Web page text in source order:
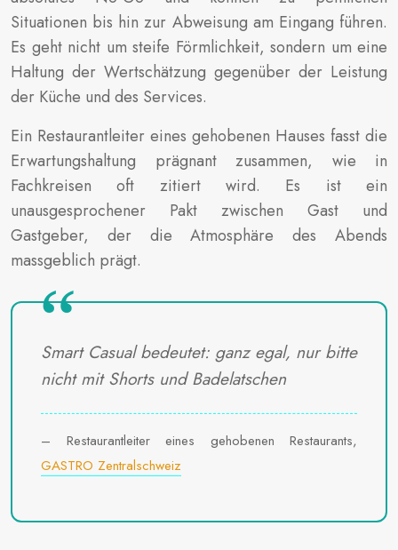
Situationen bis hin zur Abweisung am Eingang führen.
Es geht nicht um steife Förmlichkeit, sondern um eine
Haltung der Wertschätzung gegenüber der Leistung
der Küche und des Services.
Ein Restaurantleiter eines gehobenen Hauses fasst die
Erwartungshaltung prägnant zusammen, wie in
Fachkreisen oft zitiert wird. Es ist ein
unausgesprochener Pakt zwischen Gast und
Gastgeber, der die Atmosphäre des Abends
massgeblich prägt.
Smart Casual bedeutet: ganz egal, nur bitte
nicht mit Shorts und Badelatschen
– Restaurantleiter eines gehobenen Restaurants,
GASTRO Zentralschweiz